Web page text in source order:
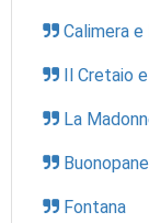
Calimera e
Il Cretaio
La
Buonopane
Fontana